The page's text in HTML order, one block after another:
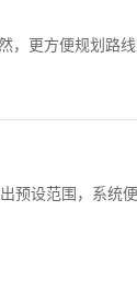
更方便规划路线
预设范围，系统